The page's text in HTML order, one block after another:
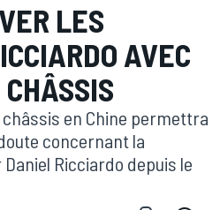
LES
AVEC
en Chine permettra
concernant la
Ricciardo depuis le